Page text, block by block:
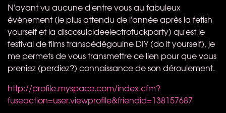
N'ayant vu aucune d'entre vous au fabuleux
évènement (le plus attendu de l'année après la fetish
yourself et la discosuicideelectrofuckparty) qu'est le
festival de films transpédégouine DIY(do it yourself), je
me permets de vous transmettre ce lien pour que vous
preniez (perdiez?) connaissance de son déroulement.
http://profile.myspace.com/index.cfm?
fuseaction=user.viewprofile&friendid=138157687